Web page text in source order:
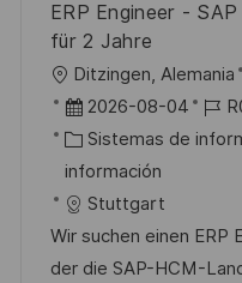
i
c
n
ERP Engineer -
für 2 Jahre
U
b
a
c
i
Ditzingen, Alemania
F
e
c
h
a
d
2026-08-04
I
D
e
m
C
a
t
e
g
Sistemas de
información
Stuttgart
Wir suchen einen ERP
der die SAP-HCM-